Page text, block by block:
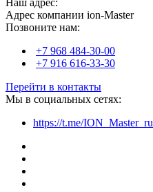
Адрес компании ion-Master
Позвоните нам:
+7 968 484-30-00
+7 916 616-33-30
Перейти в контакты
Мы в социальных сетях:
https://t.me/ION_Master_ru